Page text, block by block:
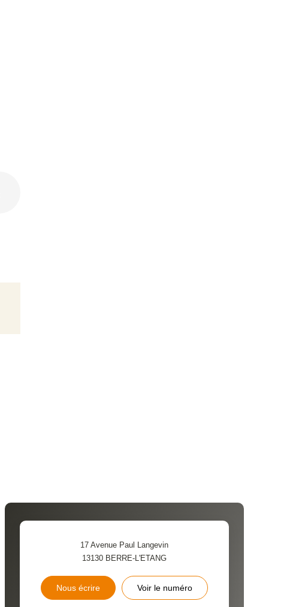
17 Avenue Paul Langevin
13130 BERRE-L'ETANG
Nous écrire Voir le numéro